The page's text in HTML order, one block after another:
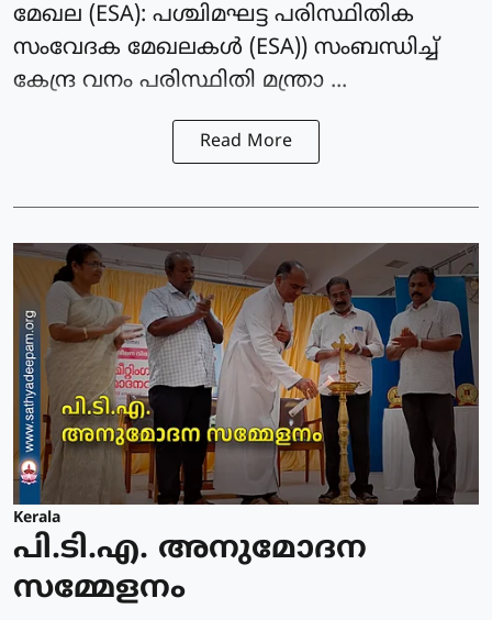
മേഖല (ESA): പശ്ചിമഘട്ട പരിസ്ഥിതിക
സംവേദക മേഖലകള്‍ (ESA)) സംബന്ധിച്ച്
കേന്ദ്ര വനം പരിസ്ഥിതി മന്ത്രാ ...
Read More
Kerala
പി.ടി.എ. അനുമോദന
സമ്മേളനം